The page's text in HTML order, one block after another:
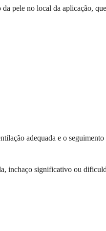
pele no local da aplicação,
adequada e o
inchaço significativo ou